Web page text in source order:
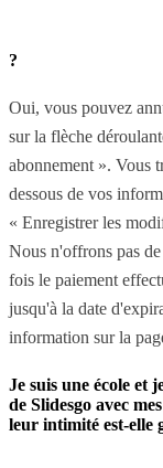
?
Oui, vous pouvez
sur la flèche
abonnement ». Vous
dessous de vos
« Enregistrer les
Nous n'offrons pas
fois le paiement
jusqu'à la date
information sur la
Je suis une école et
de Slidesgo avec
leur intimité est-elle